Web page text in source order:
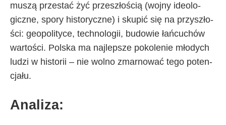
mu­szą prze­stać żyć prze­szło­ścią (woj­ny ide­olo­
gicz­ne, spo­ry hi­sto­rycz­ne) i sku­pić się na przy­szło­
ści: geo­po­li­ty­ce, tech­no­lo­gii, bu­do­wie łań­cu­chów
war­to­ści. Pol­ska ma naj­lep­sze po­ko­le­nie mło­dy­ch
lu­dzi w hi­sto­rii – nie wol­no zmar­no­wać te­go po­ten­
cja­łu.
Ana­li­za: